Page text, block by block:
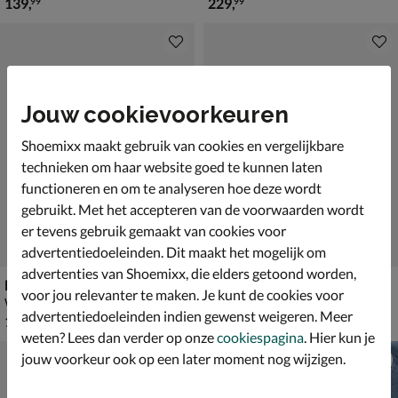
Ecco Xpedition III
Wandelschoenen - bruin
€ 129,99
129,99
Timberland Euro Sprint
Veterboots - zwart
€ 149,99
149,99
Jouw cookievoorkeuren
Shoemixx maakt gebruik van cookies en vergelijkbare
technieken om haar website goed te kunnen laten
functioneren en om te analyseren hoe deze wordt
gebruikt. Met het accepteren van de voorwaarden wordt
er tevens gebruik gemaakt van cookies voor
advertentiedoeleinden. Dit maakt het mogelijk om
advertenties van Shoemixx, die elders getoond worden,
voor jou relevanter te maken. Je kunt de cookies voor
advertentiedoeleinden indien gewenst weigeren. Meer
weten? Lees dan verder op onzecookiespagina. Hier kun je
jouw voorkeur ook op een later moment nog wijzigen.